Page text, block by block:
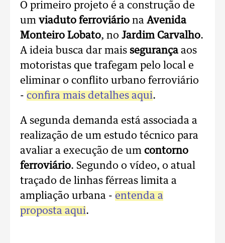
O primeiro projeto é a construção de
um viaduto ferroviário na Avenida
Monteiro Lobato, no Jardim Carvalho.
A ideia busca dar mais segurançaaos
motoristas que trafegam pelo local e
eliminar o conflito urbano ferroviário
- confira mais detalhes aqui.
A segunda demanda está associada a
realização de um estudo técnico para
avaliar a execução de um contorno
ferroviário. Segundo o vídeo, o atual
traçado de linhas férreas limita a
ampliação urbana - entenda a
proposta aqui.